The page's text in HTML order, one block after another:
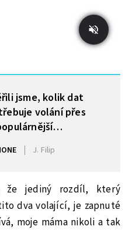
jsme, kolik dat
volání přes
aplikace
J. Filip
že jediný rozdíl, který
dva volající, je zapnuté
moje máma nikoli a tak